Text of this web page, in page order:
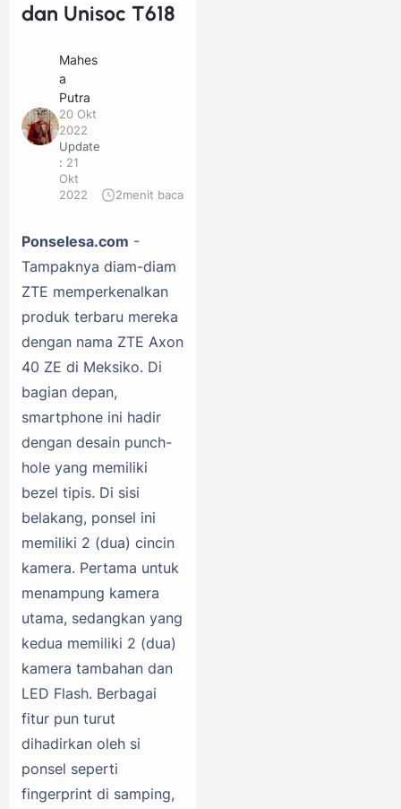
dan Unisoc T618
Mahes
a
Putra
20 Okt
2022
Update
: 21
Okt
2022
2menit baca
Ponselesa.com -
Tampaknya diam-diam
ZTE memperkenalkan
produk terbaru mereka
dengan nama ZTE Axon
40 ZE di Meksiko. Di
bagian depan,
smartphone ini hadir
dengan desain punch-
hole yang memiliki
bezel tipis. Di sisi
belakang, ponsel ini
memiliki 2 (dua) cincin
kamera. Pertama untuk
menampung kamera
utama, sedangkan yang
kedua memiliki 2 (dua)
kamera tambahan dan
LED Flash. Berbagai
fitur pun turut
dihadirkan oleh si
ponsel seperti
fingerprint di samping,